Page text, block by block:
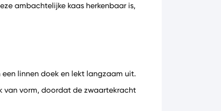
ambachtelijke kaas herkenbaar is,
linnen doek en lekt langzaam uit.
van vorm, doordat de zwaartekracht